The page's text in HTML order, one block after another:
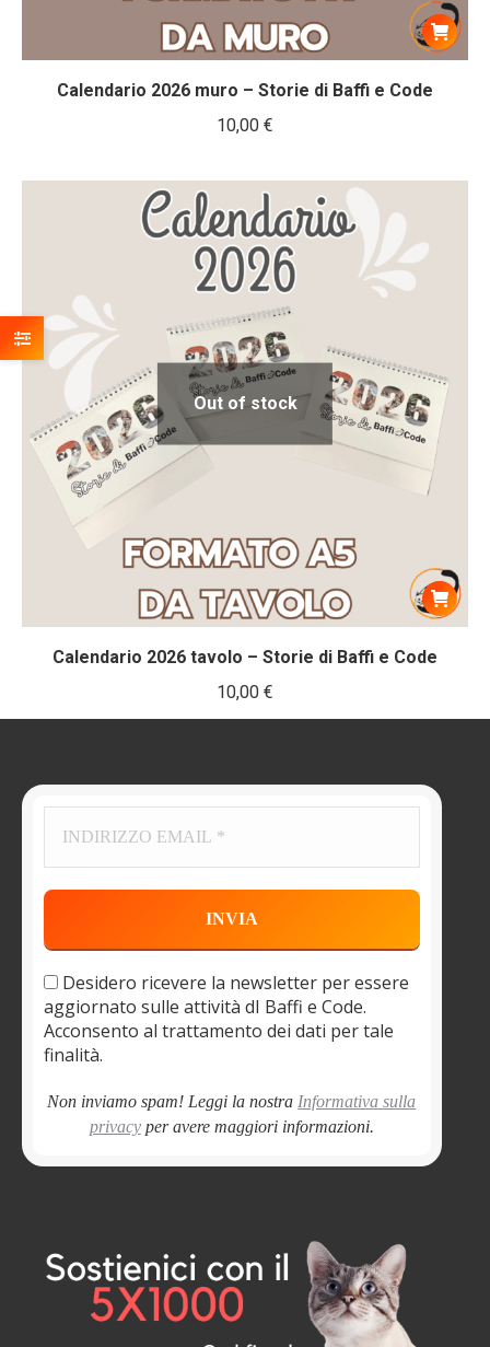
Calendario 2026 muro – Storie di Baffi e Code
10,00 €
Out of stock
Calendario 2026 tavolo – Storie di Baffi e Code
10,00 €
Desidero ricevere la newsletter per essere
aggiornato sulle attività dI Baffi e Code.
Acconsento al trattamento dei dati per tale
finalità.
Non inviamo spam! Leggi la nostra Informativa sulla
privacyper avere maggiori informazioni.